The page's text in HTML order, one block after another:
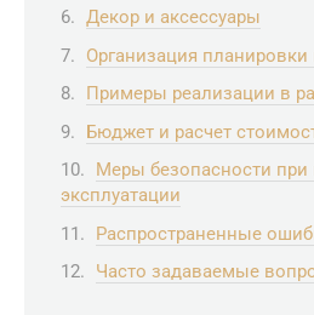
Декор и аксессуары
Организация
Примеры реализации в
Бюджет и расчет
Меры безопасности
эксплуатации
Распространенные
Часто задаваемые